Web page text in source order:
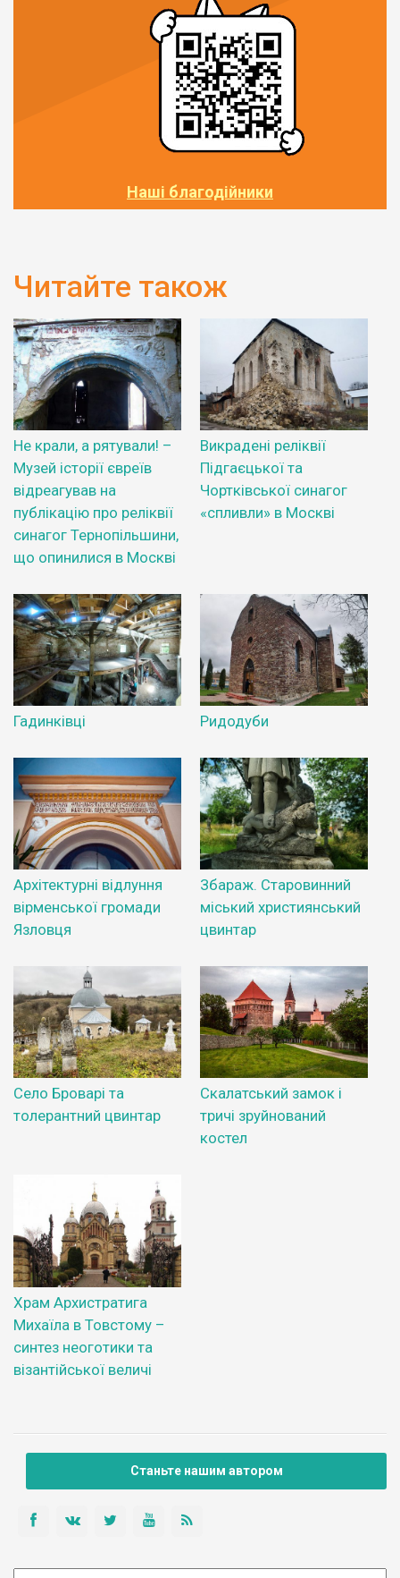
Наші благодійники
Читайте також
Не крали, а рятували! –
Музей історії євреїв
відреагував на
публікацію про реліквії
синагог Тернопільшини,
що опинилися в Москві
Викрадені реліквії
Підгаєцької та
Чортківської синагог
«спливли» в Москві
Гадинківці Ридодуби
Архітектурні відлуння
вірменської громади
Язловця
Збараж. Старовинний
міський християнський
цвинтар
Село Броварі та
толерантний цвинтар
Скалатський замок і
тричі зруйнований
костел
Храм Архистратига
Михаїла в Товстому –
синтез неоготики та
візантійської величі
Станьте нашим автором